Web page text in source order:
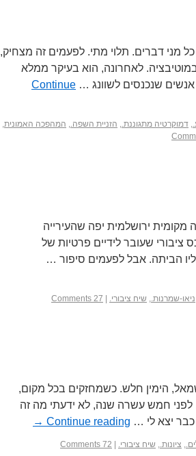
מני דברים. תלוי מתי. לפעמים זה מצחיק,
לאחרונה, הוא בעיקר ממלא
שנכנסים לשוונג … Continue
, דמוקרטיה מתגוננת., הזניית השפה., המהפכה האמונית,
מקומית ירושלמית יפה שהעירייה
שעובר לידיים פרטיות של
הביתה. אבל לפעמים סיפור …
ניאו-שמרנות., שיח ציבורי. 27 Comments
הימין חלש. כשמחזקים בכל מקום,
"אמנות המלחמה", כ-500 לפנה"ס. לפני חמש עשרה שנה, לא ידעתי מה זה
כבר יצא לי … Continue reading
→
, ציונות., שיח ציבורי. 72 Comments